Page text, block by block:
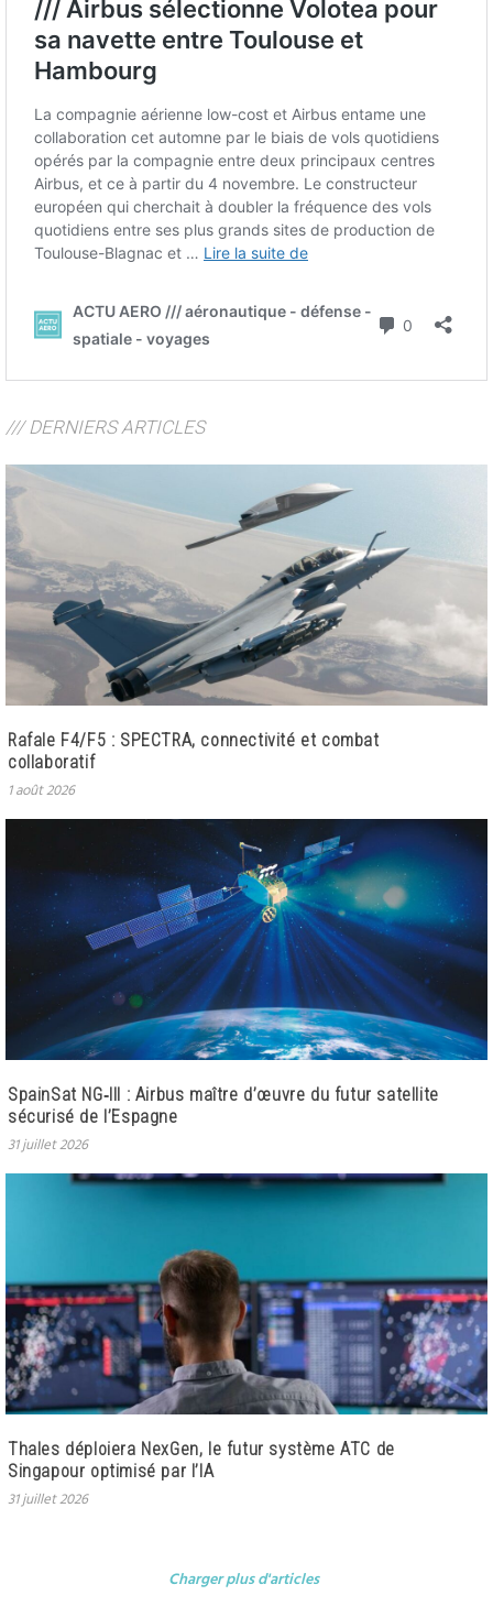
/// DERNIERS ARTICLES
Rafale F4/F5 : SPECTRA, connectivité et combat
collaboratif
1 août 2026
SpainSat NG‑III : Airbus maître d’œuvre du futur satellite
sécurisé de l’Espagne
31 juillet 2026
Thales déploiera NexGen, le futur système ATC de
Singapour optimisé par l’IA
31 juillet 2026
Charger plus d'articles